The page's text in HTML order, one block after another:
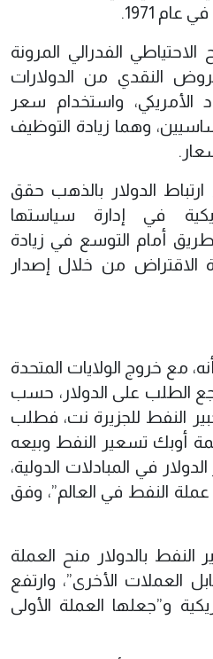
1971.
الفدرالي المرونة
النقدي من الدولارات
الأمريكي، واستخدام سعر
وهما زيادة التوظيف
الدولار بالذهب حقق
في إدارة سياستها
أمام التوسع في زيادة
الاقتراض من خلال إصدار
مع خروج الولايات المتحدة
الطلب على الدولار، حسب
النفط للجزيرة نت، فطلب
أوبك تسعير النفط وبيعه
في المبادلات الدولية،
عملة النفط في العالم”، وفق
بالدولار منح العملة
العملات الأخرى”، وارتفع
و”جعلها العملة الأولى